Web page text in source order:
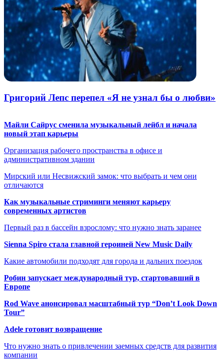
Григорий Лепс перепел «Я не узнал бы о любви»
Майли Сайрус сменила музыкальный лейбл и начала
новый этап карьеры
Организация рабочего пространства в офисе и
административном здании
Мирский или Несвижский замок: что выбрать и чем они
отличаются
Как музыкальные стриминги меняют карьеру
современных артистов
Первый раз в бассейн взрослому: что нужно знать заранее
Sienna Spiro стала главной героиней New Music Daily
Какие автомобили подходят для города и дальних поездок
Робин запускает международный тур, стартовавший в
Европе
Rod Wave анонсировал масштабный тур “Don’t Look Down
Tour”
Adele готовит возвращение
Что нужно знать о привлечении заемных средств для развития
компании